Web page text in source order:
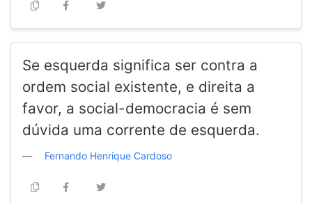
Se esquerda significa ser contra a
ordem social existente, e direita a
favor, a social-democracia é sem
dúvida uma corrente de esquerda.
Fernando Henrique Cardoso